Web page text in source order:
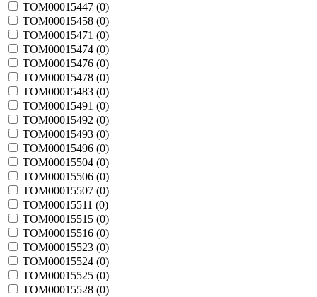
TOM00015447 (0)
TOM00015458 (0)
TOM00015471 (0)
TOM00015474 (0)
TOM00015476 (0)
TOM00015478 (0)
TOM00015483 (0)
TOM00015491 (0)
TOM00015492 (0)
TOM00015493 (0)
TOM00015496 (0)
TOM00015504 (0)
TOM00015506 (0)
TOM00015507 (0)
TOM00015511 (0)
TOM00015515 (0)
TOM00015516 (0)
TOM00015523 (0)
TOM00015524 (0)
TOM00015525 (0)
TOM00015528 (0)